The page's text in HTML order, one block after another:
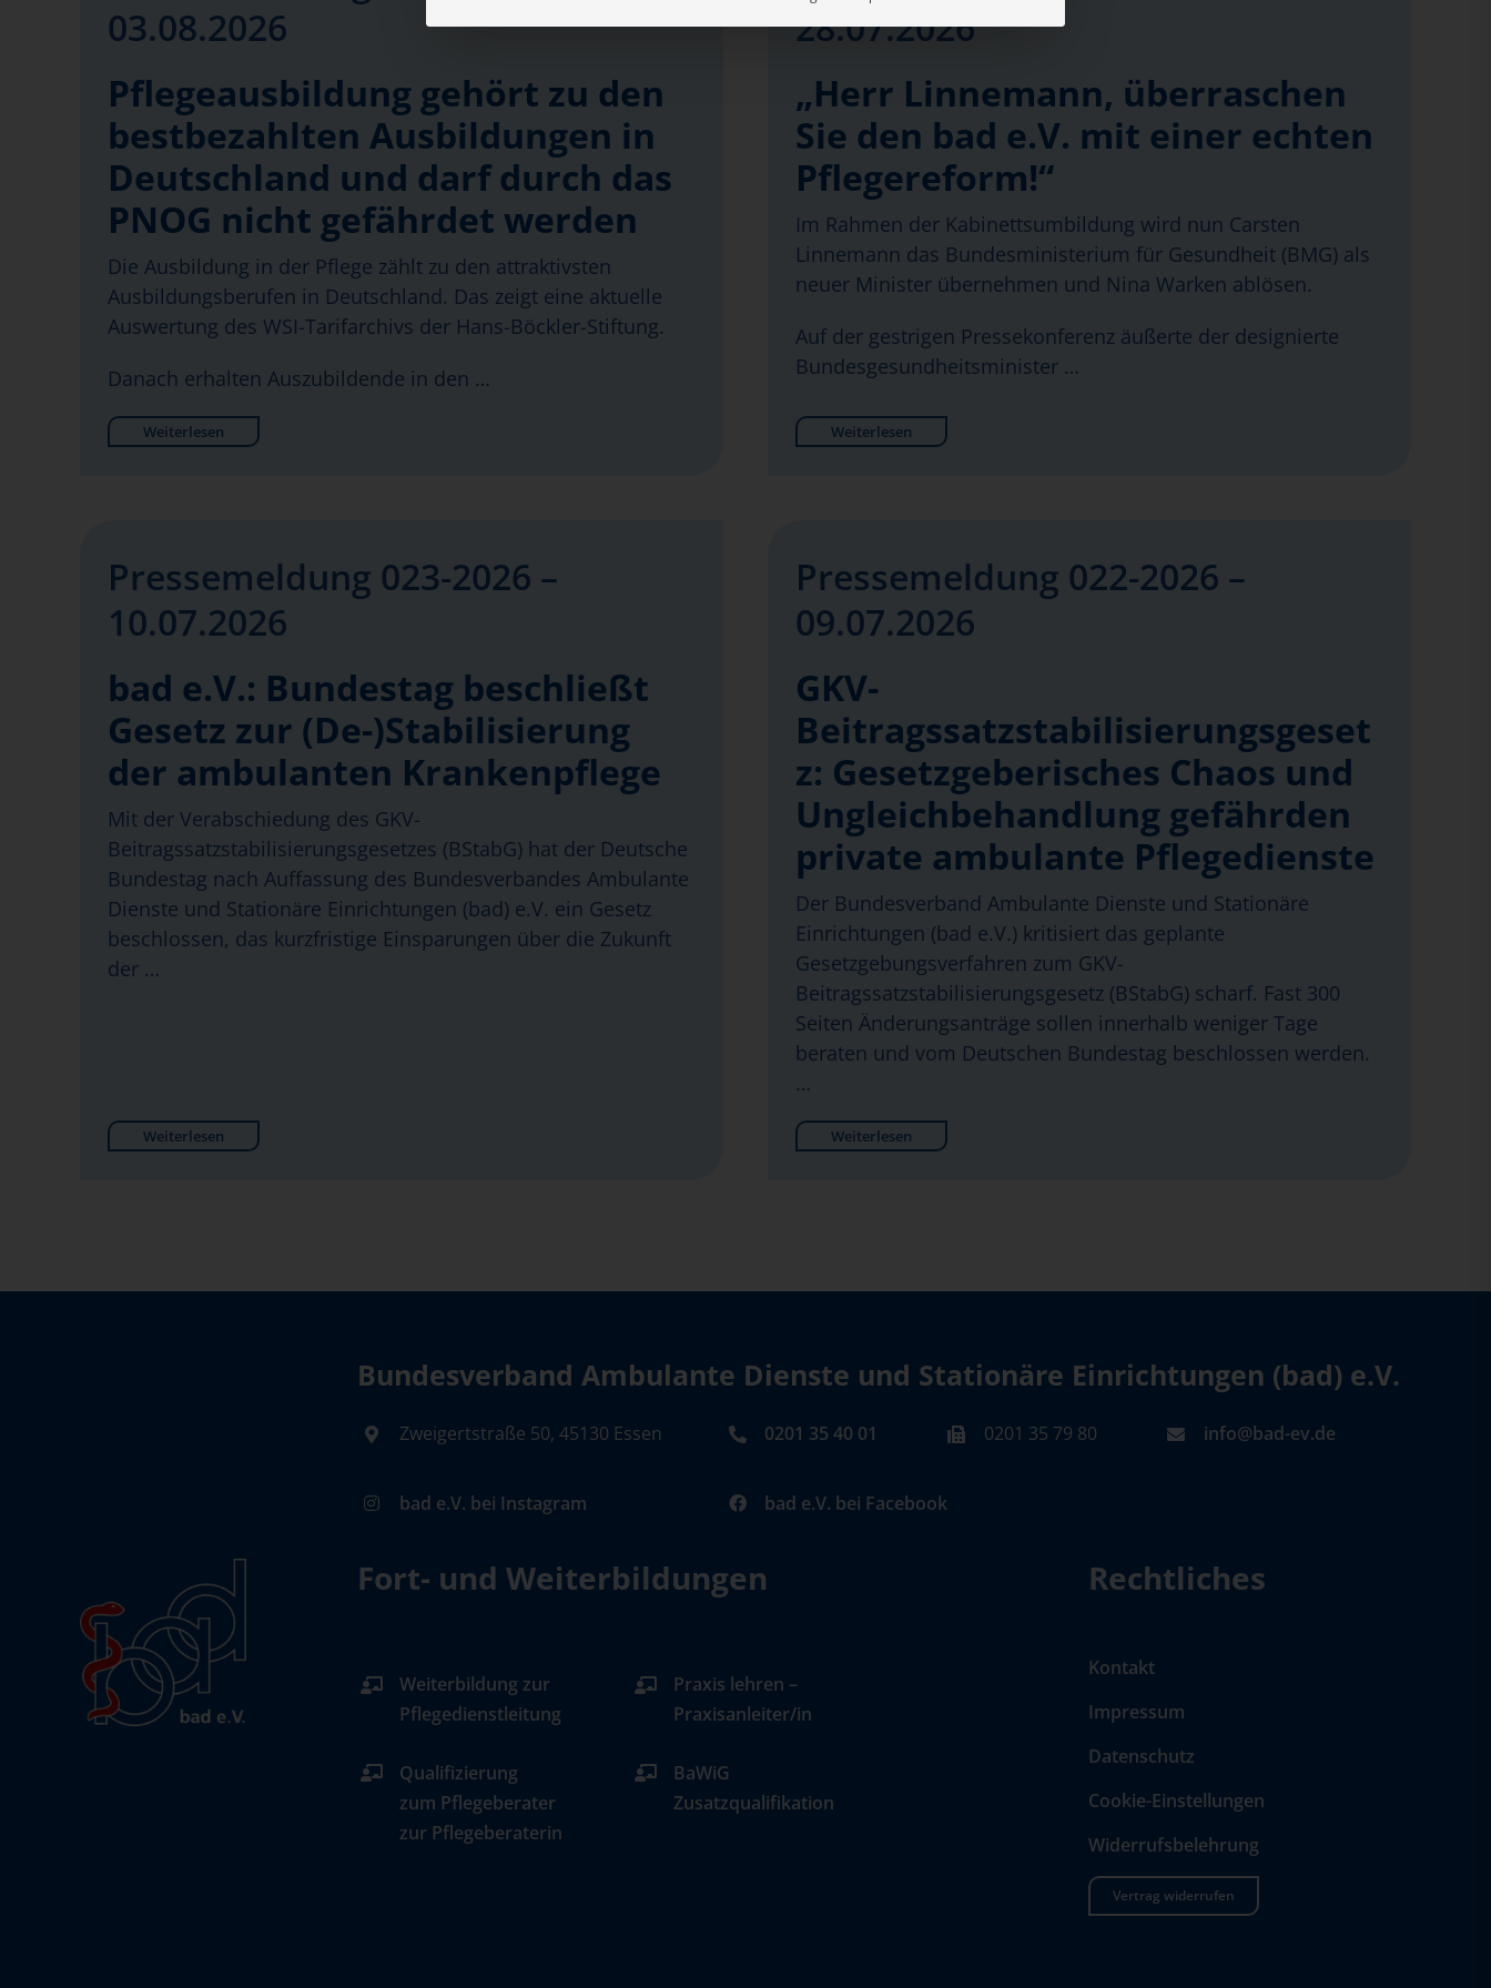
03.08.2026
Pflegeausbildung gehört zu den
bestbezahlten Ausbildungen in
Deutschland und darf durch das
PNOG nicht gefährdet werden
Die Ausbildung in der Pflege zählt zu den attraktivsten
Ausbildungsberufen in Deutschland. Das zeigt eine aktuelle
Auswertung des WSI-Tarifarchivs der Hans-Böckler-Stiftung.
Danach erhalten Auszubildende in den …
Weiterlesen
28.07.2026
„Herr Linnemann, überraschen
Sie den bad e.V. mit einer echten
Pflegereform!“
Im Rahmen der Kabinettsumbildung wird nun Carsten
Linnemann das Bundesministerium für Gesundheit (BMG) als
neuer Minister übernehmen und Nina Warken ablösen.
Auf der gestrigen Pressekonferenz äußerte der designierte
Bundesgesundheitsminister …
Weiterlesen
Pressemeldung 023-2026 –
10.07.2026
bad e.V.: Bundestag beschließt
Gesetz zur (De-)Stabilisierung
der ambulanten Krankenpflege
Mit der Verabschiedung des GKV-
Beitragssatzstabilisierungsgesetzes (BStabG) hat der Deutsche
Bundestag nach Auffassung des Bundesverbandes Ambulante
Dienste und Stationäre Einrichtungen (bad) e.V. ein Gesetz
beschlossen, das kurzfristige Einsparungen über die Zukunft
der …
Weiterlesen
Pressemeldung 022-2026 –
09.07.2026
GKV-
Beitragssatzstabilisierungsgeset
z: Gesetzgeberisches Chaos und
Ungleichbehandlung gefährden
private ambulante Pflegedienste
Der Bundesverband Ambulante Dienste und Stationäre
Einrichtungen (bad e.V.) kritisiert das geplante
Gesetzgebungsverfahren zum GKV-
Beitragssatzstabilisierungsgesetz (BStabG) scharf. Fast 300
Seiten Änderungsanträge sollen innerhalb weniger Tage
beraten und vom Deutschen Bundestag beschlossen werden.
…
Weiterlesen
Bundesverband Ambulante Dienste und Stationäre Einrichtungen (bad) e.V.
Zweigertstraße 50, 45130 Essen 0201 35 40 01 0201 35 79 80 info@bad-ev.de
bad e.V. bei Instagram bad e.V. bei Facebook
Fort- und Weiterbildungen Rechtliches
Weiterbildung zur
Pflegedienstleitung
Qualifizierung
zum Pflegeberater
zur Pflegeberaterin
Praxis lehren –
Praxisanleiter/in
BaWiG
Zusatzqualifikation
Kontakt
Impressum
Datenschutz
Cookie-Einstellungen
Widerrufsbelehrung
Vertrag widerrufen